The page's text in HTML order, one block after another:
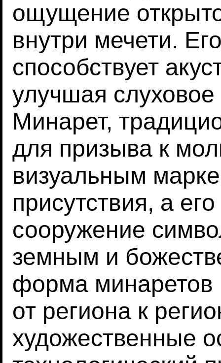
ощущение
внутри мечети.
способствует
улучшая
Минарет,
для призыва к
визуальным
присутствия, а
сооружение
земным и
форма минаретов
от региона к
художественные